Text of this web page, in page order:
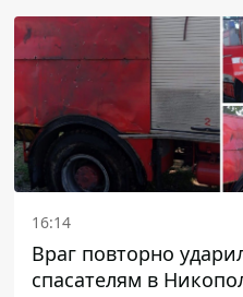
16:14
Враг повторно
спасателям в